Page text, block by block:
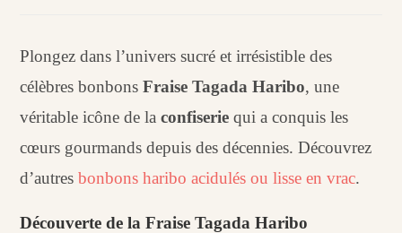
Plongez dans l’univers sucré et irrésistible des
célèbres bonbonsFraise Tagada Haribo, une
véritable icône de laconfiserie qui a conquis les
cœurs gourmands depuis des décennies. Découvrez
d’autresbonbons haribo acidulés ou lisse en vrac.
Découverte de la Fraise Tagada Haribo